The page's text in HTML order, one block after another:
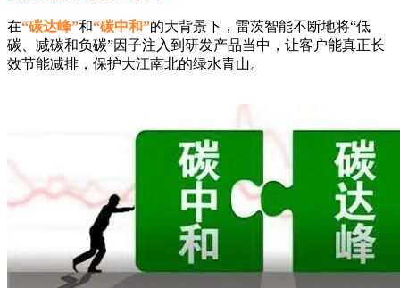
在“碳达峰”和“碳中和”的大背景下，雷茨智能不断地将“低
碳、减碳和负碳”因子注入到研发产品当中，让客户能真正长
效节能减排，保护大江南北的绿水青山。